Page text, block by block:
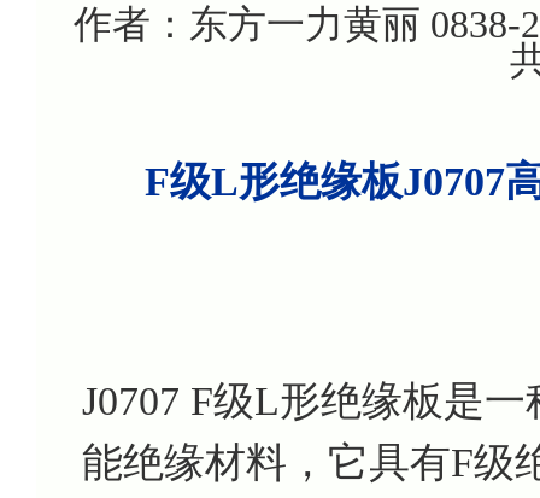
作者：东方一力黄丽
F级L形绝缘板J0707
J0707 F级L形绝缘板是
能绝缘材料，它具有F级